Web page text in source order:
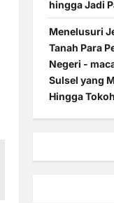
hingga Jadi
Menelusuri
Tanah Para
Negeri -
Sulsel yang
Hingga